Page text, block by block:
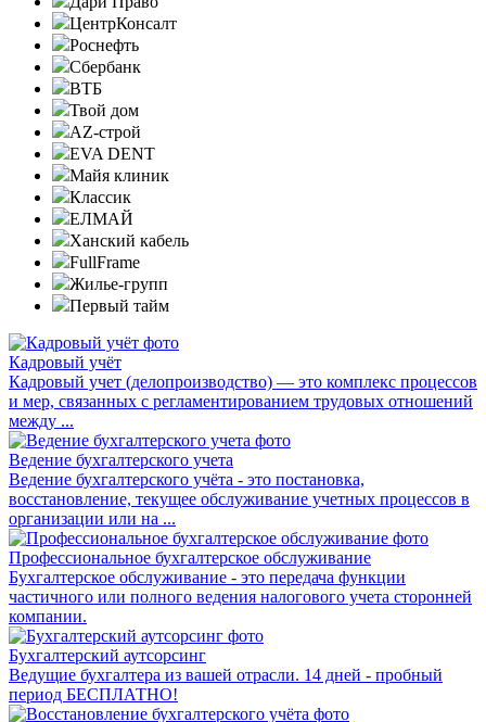
ЦентрКонсалт
Роснефть
Сбербанк
ВТБ
Твой дом
AZ-строй
EVA DENT
Майя клиник
Классик
ЕЛМАЙ
Ханский кабель
FullFrame
Жилье-групп
Первый тайм
Кадровый учёт
Кадровый учет (делопроизводство) — это комплекс процессов
и мер, связанных с регламентированием трудовых отношений
между ...
Ведение бухгалтерского учета
Ведение бухгалтерского учёта - это постановка,
восстановление, текущее обслуживание учетных процессов в
организации или на ...
Профессиональное бухгалтерское обслуживание
Бухгалтерское обслуживание - это передача функции
частичного или полного ведения налогового учета сторонней
компании.
Бухгалтерский аутсорсинг
Ведущие бухгалтера из вашей отрасли. 14 дней - пробный
период БЕСПЛАТНО!